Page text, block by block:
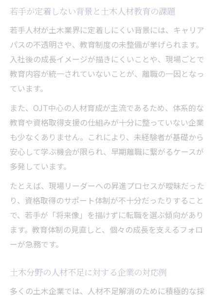
若手が定着しない背景と土木人材教育の課題
若手人材が土木業界に定着しにくい背景には、キャリア
パスの不透明さや、教育制度の未整備が挙げられます。
入社後の成長イメージが描きにくいことや、現場ごとで
教育内容が統一されていないことが、離職の一因となっ
ています。
また、OJT中心の人材育成が主流であるため、体系的な
教育や資格取得支援の仕組みが十分に整っていない企業
も少なくありません。これにより、未経験者が基礎から
安心して学ぶ機会が限られ、早期離職に繋がるケースが
多発しています。
たとえば、現場リーダーへの昇進プロセスが曖昧だった
り、資格取得のサポート体制が不十分だったりすること
で、若手が「将来像」を描けずに転職を選ぶ傾向があり
ます。教育体制の見直しと、個々の成長を支えるフォロ
ーが急務です。
土木分野の人材不足に対する企業の対応例
多くの土木企業では、人材不足解消のために積極的な採